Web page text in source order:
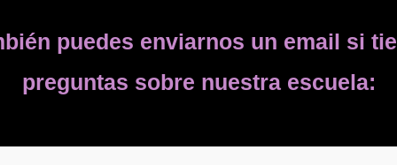
puedes enviarnos un email si
preguntas sobre nuestra escuela: